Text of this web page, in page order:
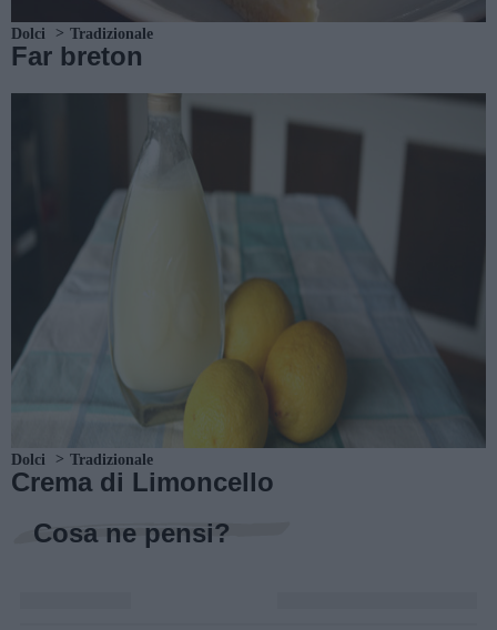
Dolci Tradizionale
Far breton
Dolci Tradizionale
Crema di Limoncello
Cosa ne pensi?